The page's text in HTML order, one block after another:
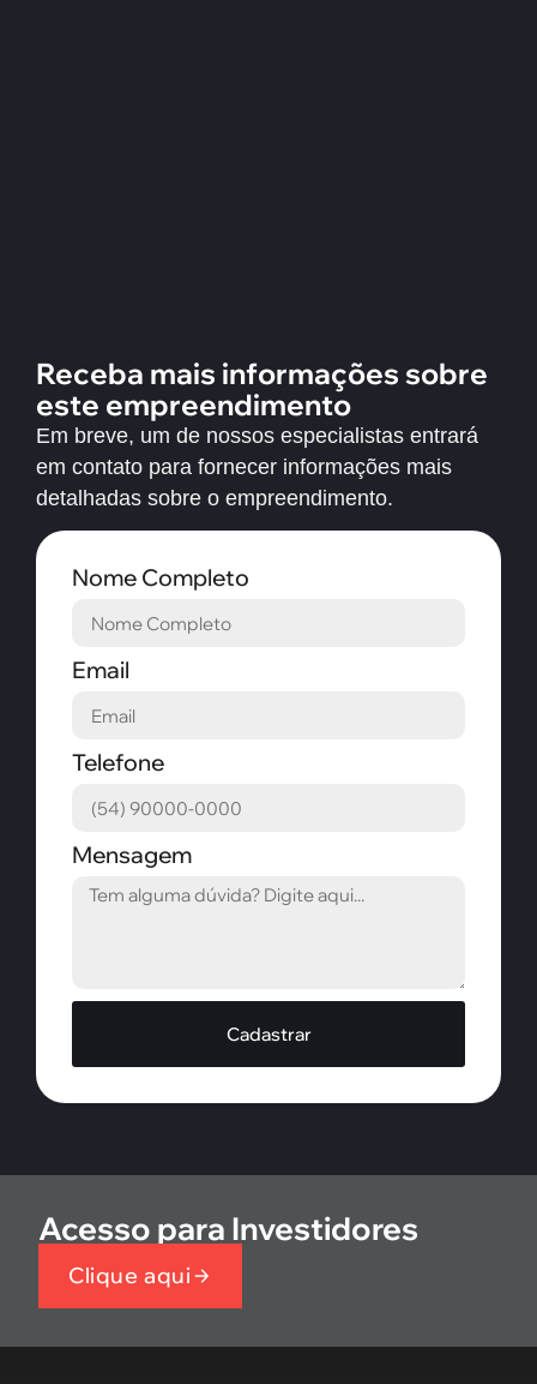
Receba mais informações sobre
este empreendimento
Em breve, um de nossos especialistas entrará
em contato para fornecer informações mais
detalhadas sobre o empreendimento.
Nome Completo
Email
Telefone
Mensagem
Cadastrar
Acesso para Investidores
Clique aqui